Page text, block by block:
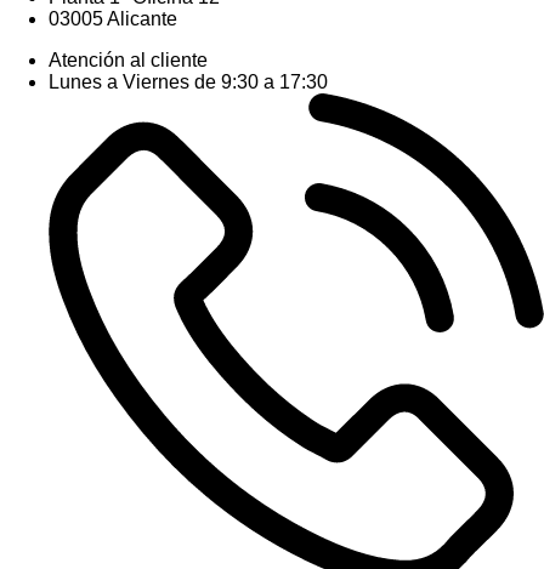
03005 Alicante
Atención al cliente
Lunes a Viernes de 9:30 a 17:30